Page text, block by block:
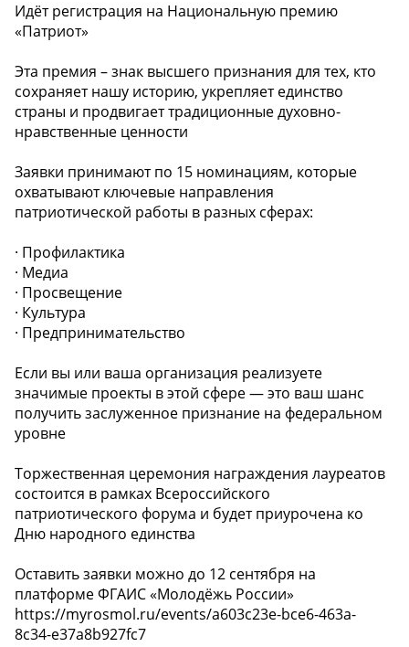
Идёт регистрация на Национальную премию
«Патриот»
Эта премия – знак высшего признания для тех, кто
сохраняет нашу историю, укрепляет единство
страны и продвигает традиционные духовно-
нравственные ценности
Заявки принимают по 15 номинациям, которые
охватывают ключевые направления
патриотической работы в разных сферах:
· Профилактика
· Медиа
· Просвещение
· Культура
· Предпринимательство
Если вы или ваша организация реализуете
значимые проекты в этой сфере — это ваш шанс
получить заслуженное признание на федеральном
уровне
Торжественная церемония награждения лауреатов
состоится в рамках Всероссийского
патриотического форума и будет приурочена ко
Дню народного единства
Оставить заявки можно до 12 сентября на
платформе ФГАИС «Молодёжь России»
https://myrosmol.ru/events/a603c23e-bce6-463a-
8c34-e37a8b927fc7